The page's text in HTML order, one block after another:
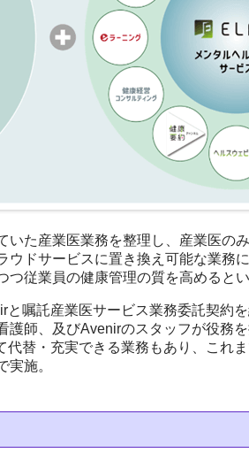
いた産業医業務を整理し、産業医の
ウドサービスに置き換え可能な業務
従業員の健康管理の質を高めるとい
嘱託産業医サービス業務委託契約
師、及びAvenirのスタッフが役務を
代替・充実できる業務もあり、これ
実施。